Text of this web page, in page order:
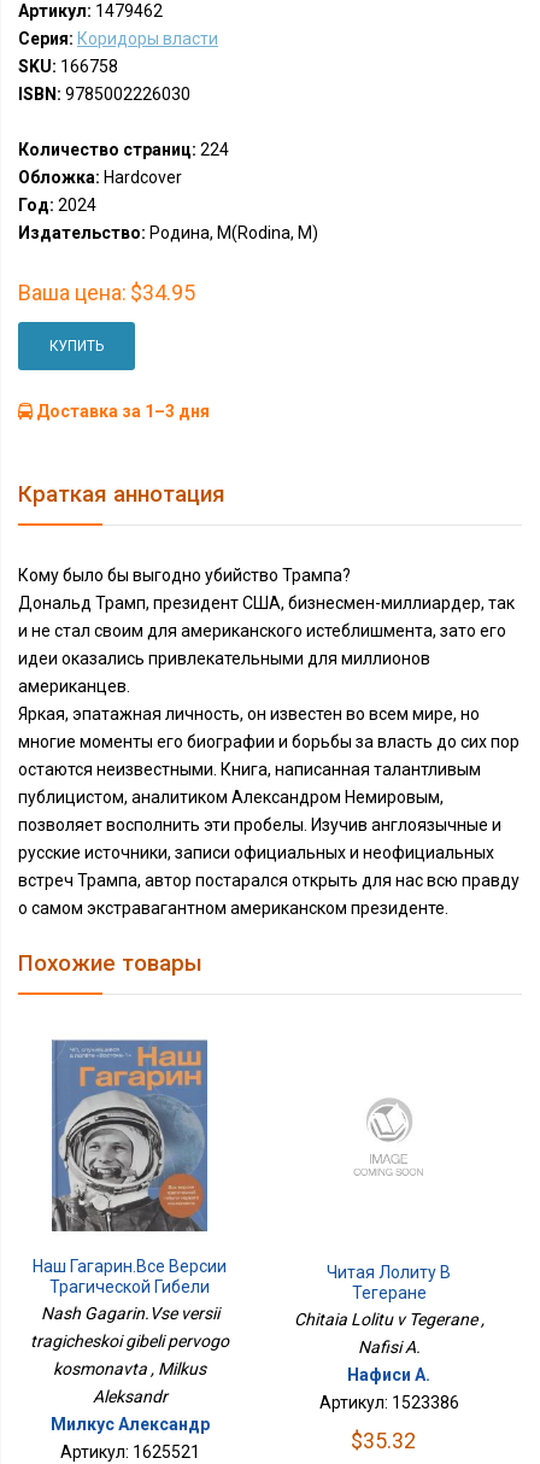
Артикул: 1479462
Серия: Коридоры власти
SKU: 166758
ISBN: 9785002226030
Количество страниц: 224
Обложка: Hardcover
Год: 2024
Издательство: Родина, М(Rodina, M)
Ваша цена: $34.95
КУПИТЬ
Доставка за 1–3 дня
Краткая аннотация
Кому было бы выгодно убийство Трампа?
Дональд Трамп, президент США, бизнесмен-миллиардер, так
и не стал своим для американского истеблишмента, зато его
идеи оказались привлекательными для миллионов
американцев.
Яркая, эпатажная личность, он известен во всем мире, но
многие моменты его биографии и борьбы за власть до сих пор
остаются неизвестными. Книга, написанная талантливым
публицистом, аналитиком Александром Немировым,
позволяет восполнить эти пробелы. Изучив англоязычные и
русские источники, записи официальных и неофициальных
встреч Трампа, автор постарался открыть для нас всю правду
о самом экстравагантном американском президенте.
Похожие товары
Наш Гагарин.Все Версии
Трагической Гибели
Первого Космонавта
Nash Gagarin.Vse versii
tragicheskoi gibeli pervogo
kosmonavta , Milkus
Aleksandr
Милкус Александр
Артикул: 1625521
Читая Лолиту В
Тегеране
Chitaia Lolitu v Tegerane ,
Nafisi A.
Нафиси А.
Артикул: 1523386
$35.32